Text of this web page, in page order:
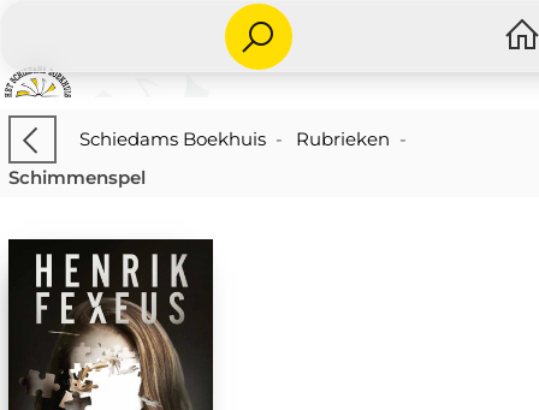
Schiedams Boekhuis- Rubrieken -
Schimmenspel